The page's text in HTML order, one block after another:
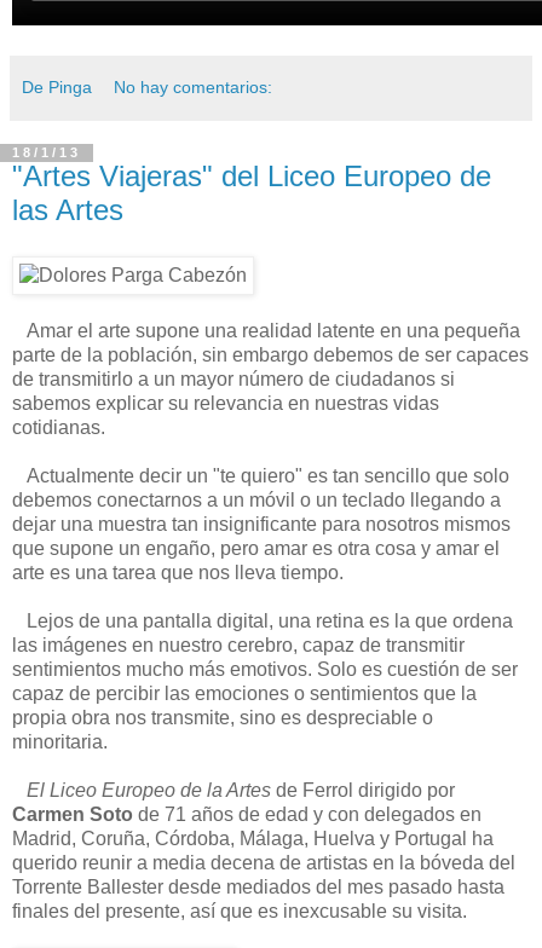
De Pinga No hay comentarios:
18/1/13
"Artes Viajeras" del Liceo Europeo de
las Artes
Amar el arte supone una realidad latente en una pequeña
parte de la población, sin embargo debemos de ser capaces
de transmitirlo a un mayor número de ciudadanos si
sabemos explicar su relevancia en nuestras vidas
cotidianas.
Actualmente decir un "te quiero" es tan sencillo que solo
debemos conectarnos a un móvil o un teclado llegando a
dejar una muestra tan insignificante para nosotros mismos
que supone un engaño, pero amar es otra cosa y amar el
arte es una tarea que nos lleva tiempo.
Lejos de una pantalla digital, una retina es la que ordena
las imágenes en nuestro cerebro, capaz de transmitir
sentimientos mucho más emotivos. Solo es cuestión de ser
capaz de percibir las emociones o sentimientos que la
propia obra nos transmite, sino es despreciable o
minoritaria.
El Liceo Europeo de la Artes de Ferrol dirigido por
Carmen Soto de 71 años de edad y con delegados en
Madrid, Coruña, Córdoba, Málaga, Huelva y Portugal ha
querido reunir a media decena de artistas en la bóveda del
Torrente Ballester desde mediados del mes pasado hasta
finales del presente, así que es inexcusable su visita.